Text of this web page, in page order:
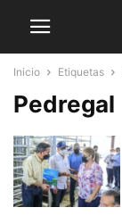
Inicio Etiquetas
Pedregal